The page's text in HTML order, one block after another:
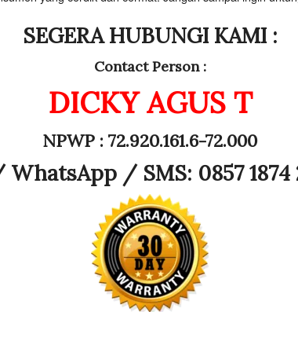
SEGERA HUBUNGI KAMI :
Contact Person :
DICKY AGUS T
NPWP : 72.920.161.6-72.000
WhatsApp / SMS: 0857 1874